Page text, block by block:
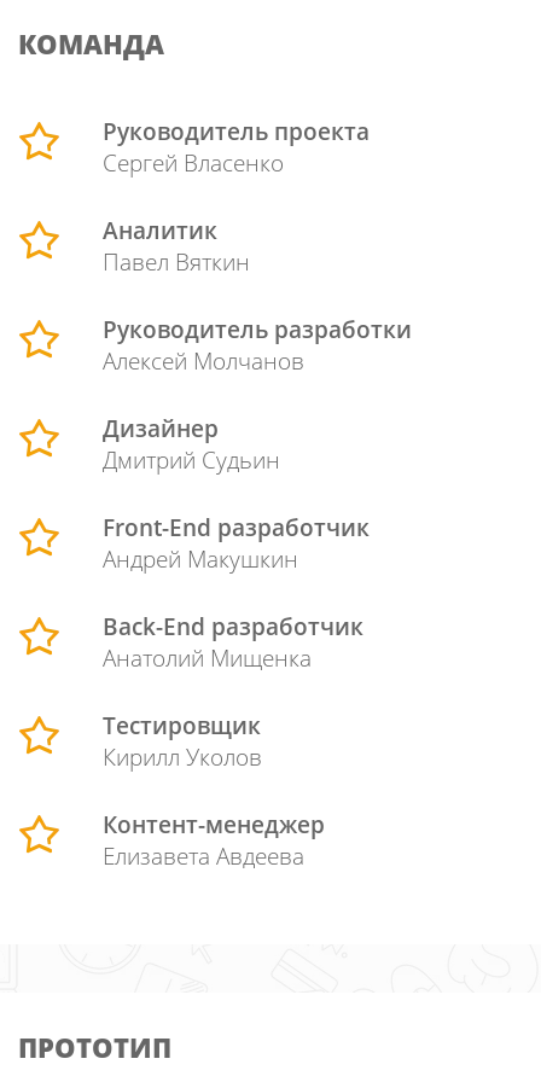
КОМАНДА
Руководитель проекта
Сергей Власенко
Аналитик
Павел Вяткин
Руководитель разработки
Алексей Молчанов
Дизайнер
Дмитрий Судьин
Front-End разработчик
Андрей Макушкин
Back-End разработчик
Анатолий Мищенка
Тестировщик
Кирилл Уколов
Контент-менеджер
Елизавета Авдеева
ПРОТОТИП